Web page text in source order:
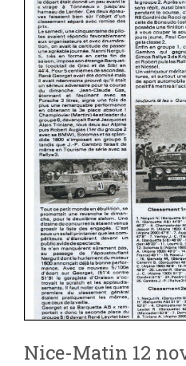
Nice-Matin 12